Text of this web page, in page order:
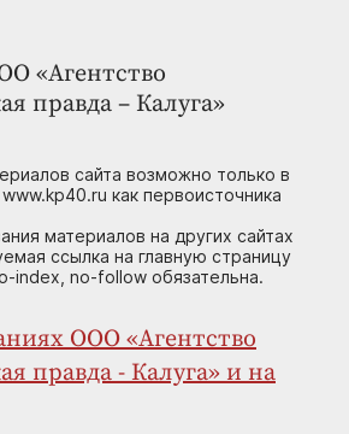
«Агентство
правда – Калуга»
сайта возможно только в
как первоисточника
материалов на других сайтах
ссылка на главную страницу
index, no-follow обязательна.
ООО «Агентство
правда - Калуга» и на